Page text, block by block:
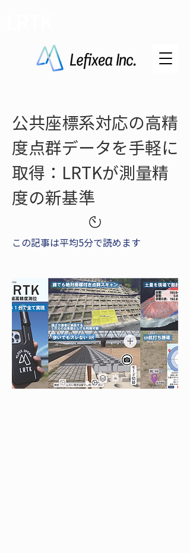
公共座標系対応の高精
度点群データを手軽に
取得：LRTKが測量精
度の新基準
この記事は平均5分で読めます